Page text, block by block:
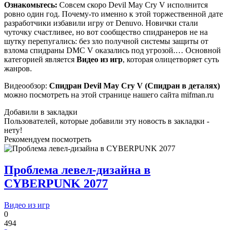
Ознакомьтесь: Совсем скоро Devil May Cry V исполнится
ровно один год. Почему-то именно к этой торжественной дате
разработчики избавили игру от Denuvo. Новички стали
чуточку счастливее, но вот сообщество спидранеров не на
шутку перепугались: без зло получной системы защиты от
взлома спидраны DMC V оказались под угрозой.… Основной
категорией является Видео из игр, которая олицетворяет суть
жанров.
Видеообзор: Спидран Devil May Cry V (Спидран в деталях)
можно посмотреть на этой странице нашего сайта mifman.ru
Добавили в закладки
Пользователей, которые добавили эту новость в закладки -
нету!
Рекомендуем посмотреть
Проблема левел-дизайна в
CYBERPUNK 2077
Видео из игр
0
494